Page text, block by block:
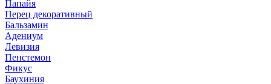
Папайя
Перец декоративный
Бальзамин
Адениум
Левизия
Пенстемон
Фикус
Баухиния